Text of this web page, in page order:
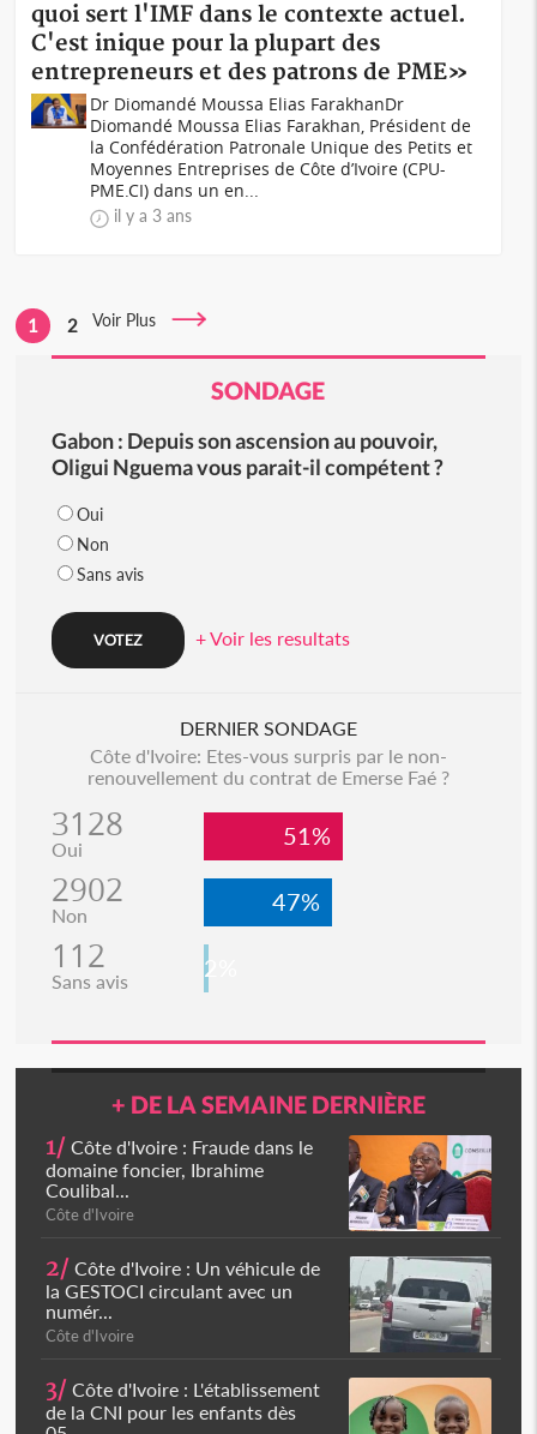
quoi sert l'IMF dans le contexte actuel.
C'est inique pour la plupart des
entrepreneurs et des patrons de PME»
Dr Diomandé Moussa Elias FarakhanDr
Diomandé Moussa Elias Farakhan, Président de
la Confédération Patronale Unique des Petits et
Moyennes Entreprises de Côte d’Ivoire (CPU-
PME.CI) dans un en...
il y a 3 ans
1 2 Voir Plus
SONDAGE
Gabon : Depuis son ascension au pouvoir,
Oligui Nguema vous parait-il compétent ?
Oui
Non
Sans avis
+ Voir les resultats
DERNIER SONDAGE
Côte d'Ivoire: Etes-vous surpris par le non-
renouvellement du contrat de Emerse Faé ?
3128
Oui 51%
2902
Non 47%
112
Sans avis 2%
+ DE LA SEMAINE DERNIÈRE
1/ Côte d'Ivoire : Fraude dans le
domaine foncier, Ibrahime
Coulibal...
Côte d'Ivoire
2/ Côte d'Ivoire : Un véhicule de
la GESTOCI circulant avec un
numér...
Côte d'Ivoire
3/ Côte d'Ivoire : L'établissement
de la CNI pour les enfants dès